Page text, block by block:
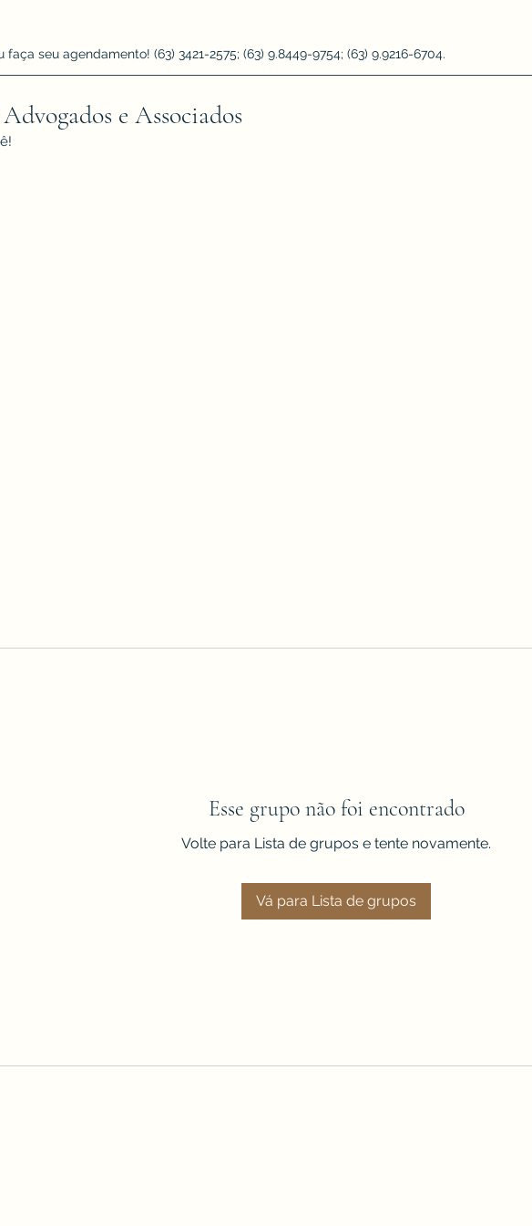
seu agendamento! (63) 3421-2575; (63) 9.8449-9754; (63) 9.9216-6704.
e Associados
Esse grupo não foi encontrado
Volte para Lista de grupos e tente novamente.
Vá para Lista de grupos